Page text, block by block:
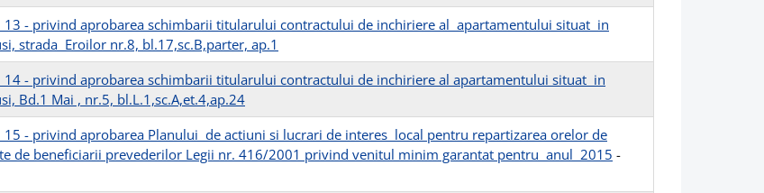
- privind aprobarea schimbarii titularului contractului de inchiriere al apartamentului situat in
strada Eroilor nr.8, bl.17,sc.B,parter, ap.1
- privind aprobarea schimbarii titularului contractului de inchiriere al apartamentului situat in
Bd.1 Mai , nr.5, bl.L.1,sc.A,et.4,ap.24
- privind aprobarea Planului de actiuni si lucrari de interes local pentru repartizarea orelor de
de beneficiarii prevederilor Legii nr. 416/2001 privind venitul minim garantat pentru anul 2015 -